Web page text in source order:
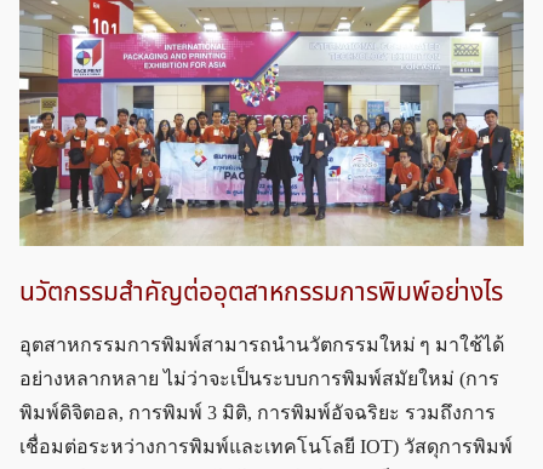
นวัตกรรมสำคัญต่ออุตสาหกรรมการพิมพ์อย่างไร
อุตสาหกรรมการพิมพ์สามารถนำนวัตกรรมใหม่ ๆ มาใช้ได้
อย่างหลากหลาย ไม่ว่าจะเป็นระบบการพิมพ์สมัยใหม่ (การ
พิมพ์ดิจิตอล, การพิมพ์ 3 มิติ, การพิมพ์อัจฉริยะ รวมถึงการ
เชื่อมต่อระหว่างการพิมพ์และเทคโนโลยี IOT) วัสดุการพิมพ์